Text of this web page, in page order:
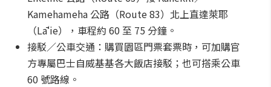
Kamehameha 公路（Route 83）北上直達萊耶
（Lāʻie），車程約 60 至 75 分鐘。
接駁／公車交通：購買園區門票套票時，可加購官
方專屬巴士自威基基各大飯店接駁；也可搭乘公車
60 號路線。